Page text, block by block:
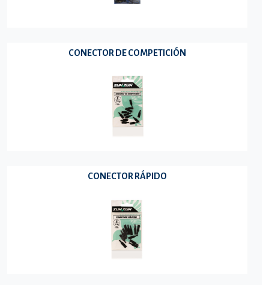
CONECTOR DE COMPETICIÓN
CONECTOR RÁPIDO